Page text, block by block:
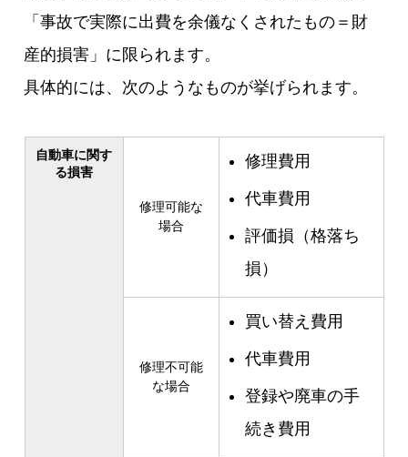
「事故で実際に出費を余儀なくされたもの＝財
産的損害」に限られます。
具体的には、次のようなものが挙げられます。
自動車に関す
る損害
修理可能な
場合
修理費用
代車費用
評価損（格落ち
損）
修理不可能
な場合
買い替え費用
代車費用
登録や廃車の手
続き費用